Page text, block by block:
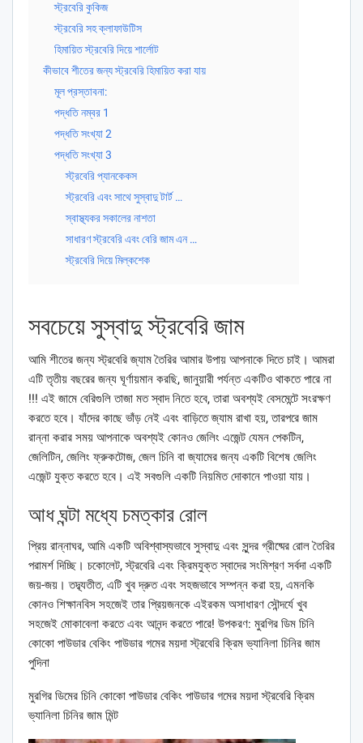
স্ট্রবেরি কুকিজ
স্ট্রবেরি সহ ক্লাফাউটিস
হিমায়িত স্ট্রবেরি দিয়ে শার্লোট
কীভাবে শীতের জন্য স্ট্রবেরি হিমায়িত করা যায়
মূল প্রস্তাবনা:
পদ্ধতি নম্বর 1
পদ্ধতি সংখ্যা 2
পদ্ধতি সংখ্যা 3
স্ট্রবেরি প্যানকেকস
স্ট্রবেরি এবং সাথে সুস্বাদু টার্ট …
স্বাস্থ্যকর সকালের নাশতা
সাধারণ স্ট্রবেরি এবং বেরি জাম এন …
স্ট্রবেরি দিয়ে মিল্কশেক
সবচেয়ে সুস্বাদু স্ট্রবেরি জাম
আমি শীতের জন্য স্ট্রবেরি জ্যাম তৈরির আমার উপায় আপনাকে দিতে চাই। আমরা
এটি তৃতীয় বছরের জন্য ঘূর্ণায়মান করছি, জানুয়ারী পর্যন্ত একটিও থাকতে পারে না
!!! এই জামে বেরিগুলি তাজা মত স্বাদ নিতে হবে, তারা অবশ্যই বেসমেন্টে সংরক্ষণ
করতে হবে। যাঁদের কাছে ভাঁড় নেই এবং বাড়িতে জ্যাম রাখা হয়, তারপরে জাম
রান্না করার সময় আপনাকে অবশ্যই কোনও জেলিং এজেন্ট যেমন পেকটিন,
জেলিটিন, জেলিং ফ্রুকটোজ, জেল চিনি বা জ্যামের জন্য একটি বিশেষ জেলিং
এজেন্ট যুক্ত করতে হবে। এই সবগুলি একটি নিয়মিত দোকানে পাওয়া যায়।
আধ ঘন্টা মধ্যে চমত্কার রোল
প্রিয় রান্নাঘর, আমি একটি অবিশ্বাস্যভাবে সুস্বাদু এবং সুন্দর গ্রীষ্মের রোল তৈরির
পরামর্শ দিচ্ছি। চকোলেট, স্ট্রবেরি এবং ক্রিমযুক্ত স্বাদের সংমিশ্রণ সর্বদা একটি
জয়-জয়। তদ্ব্যতীত, এটি খুব দ্রুত এবং সহজভাবে সম্পন্ন করা হয়, এমনকি
কোনও শিক্ষানবিস সহজেই তার প্রিয়জনকে এইরকম অসাধারণ সৌন্দর্যে খুব
সহজেই মোকাবেলা করতে এবং আনন্দ করতে পারে! উপকরণ: মুরগির ডিম চিনি
কোকো পাউডার বেকিং পাউডার গমের ময়দা স্ট্রবেরি ক্রিম ভ্যানিলা চিনির জাম
পুদিনা
মুরগির ডিমের চিনি কোকো পাউডার বেকিং পাউডার গমের ময়দা স্ট্রবেরি ক্রিম
ভ্যানিলা চিনির জাম মিন্ট